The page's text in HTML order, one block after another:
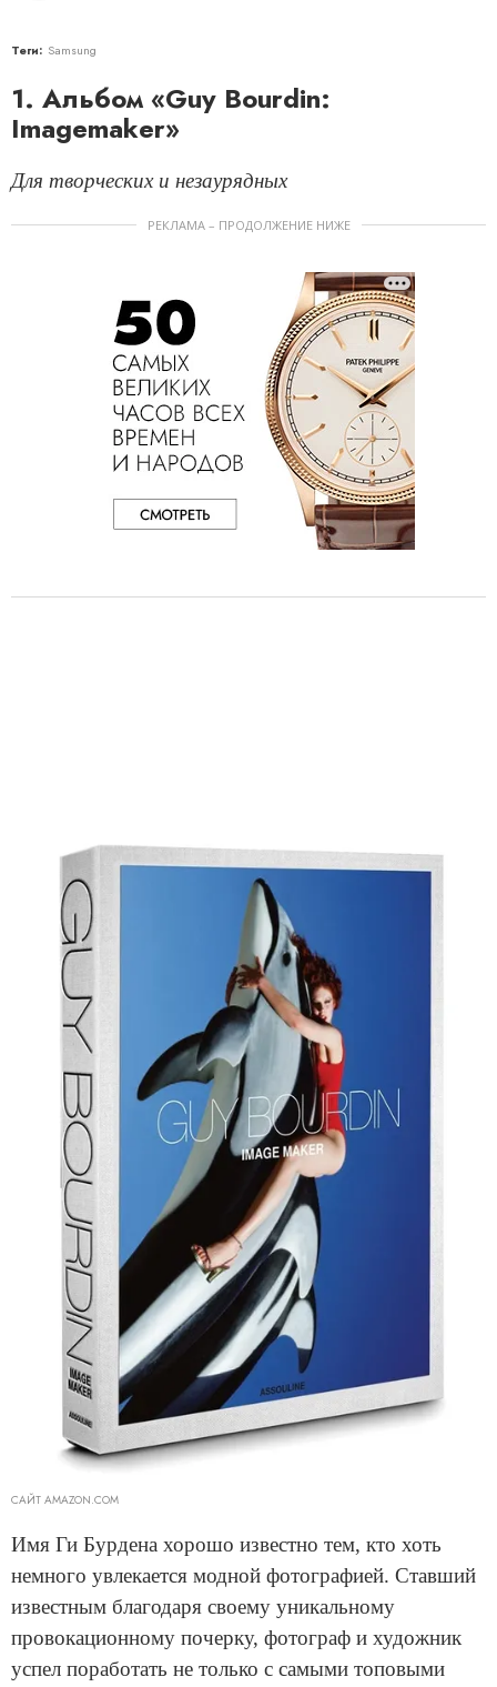
Теги: Samsung
1. Альбом «Guy Bourdin:
Imagemaker»
Для творческих и незаурядных
РЕКЛАМА – ПРОДОЛЖЕНИЕ НИЖЕ
САЙТ AMAZON.COM
Имя Ги Бурдена хорошо известно тем, кто хоть
немного увлекается модной фотографией. Ставший
известным благодаря своему уникальному
провокационному почерку, фотограф и художник
успел поработать не только с самыми топовыми